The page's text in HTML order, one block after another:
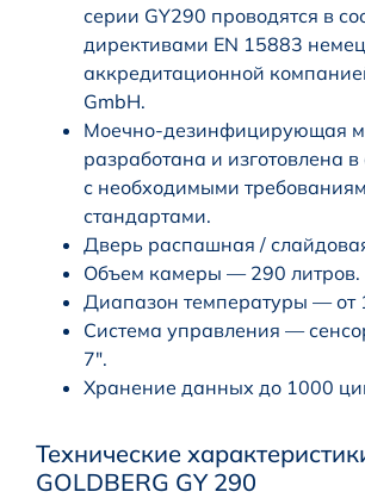
серии GY290 проводятся в
директивами EN 15883
аккредитационной
GmbH.
Моечно-дезинфицирующая
разработана и изготовлена в
с необходимыми
стандартами.
Дверь распашная /
Объем камеры — 290 литров.
Диапазон температуры — от
Система управления —
7″.
Хранение данных до 1000
Технические
GOLDBERG GY 290